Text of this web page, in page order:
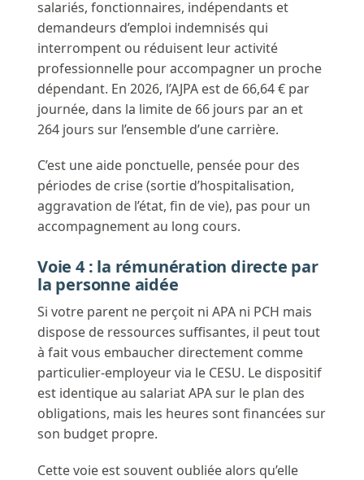
salariés, fonctionnaires, indépendants et
demandeurs d’emploi indemnisés qui
interrompent ou réduisent leur activité
professionnelle pour accompagner un proche
dépendant. En 2026, l’AJPA est de 66,64 € par
journée, dans la limite de 66 jours par an et
264 jours sur l’ensemble d’une carrière.
C’est une aide ponctuelle, pensée pour des
périodes de crise (sortie d’hospitalisation,
aggravation de l’état, fin de vie), pas pour un
accompagnement au long cours.
Voie 4 : la rémunération directe par
la personne aidée
Si votre parent ne perçoit ni APA ni PCH mais
dispose de ressources suffisantes, il peut tout
à fait vous embaucher directement comme
particulier-employeur via le CESU. Le dispositif
est identique au salariat APA sur le plan des
obligations, mais les heures sont financées sur
son budget propre.
Cette voie est souvent oubliée alors qu’elle